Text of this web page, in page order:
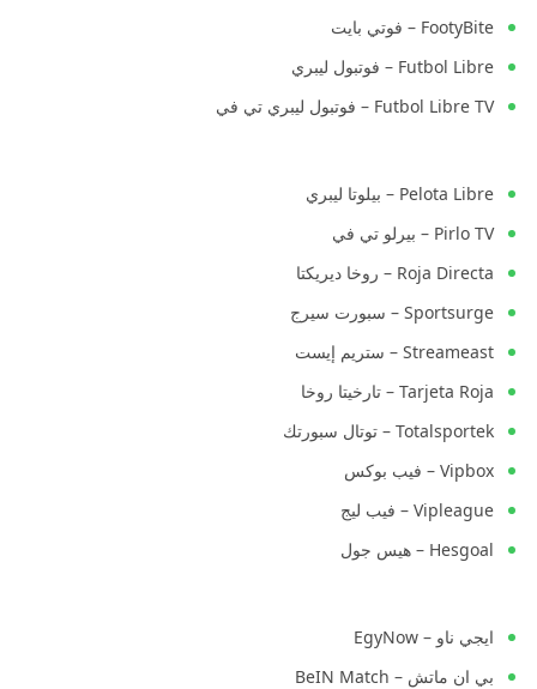
FootyBite – فوتي بايت
Futbol Libre – فوتبول ليبري
Futbol Libre TV – فوتبول ليبري تي في
Pelota Libre – بيلوتا ليبري
Pirlo TV – بيرلو تي في
Roja Directa – روخا ديريكتا
Sportsurge – سبورت سيرج
Streameast – ستريم إيست
Tarjeta Roja – تارخيتا روخا
Totalsportek – توتال سبورتك
Vipbox – فيب بوكس
Vipleague – فيب ليج
Hesgoal – هيس جول
ايجي ناو – EgyNow
بي ان ماتش – BeIN Match